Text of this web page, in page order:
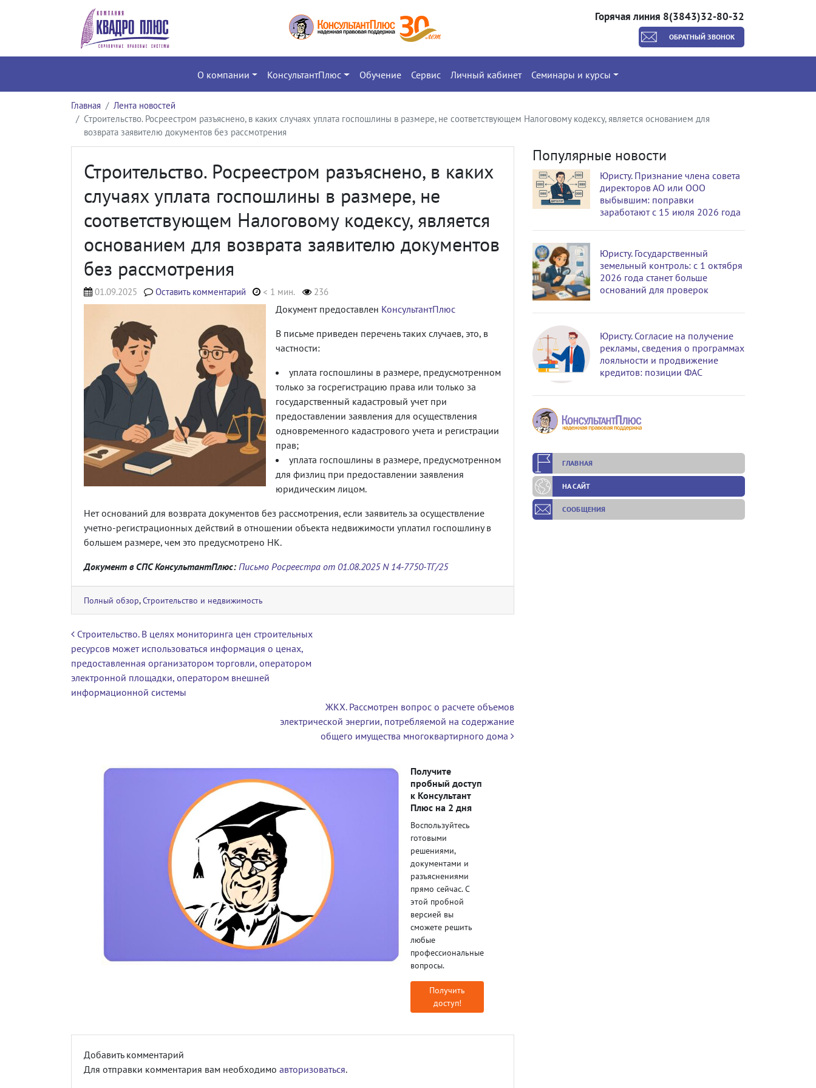
Горячая линия 8(3843)32-80-32
ОБРАТНЫЙ ЗВОНОК
О компании КонсультантПлюс Обучение Сервис Личный кабинет Семинары и курсы
Главная
Лента новостей
Строительство. Росреестром разъяснено, в каких случаях уплата госпошлины в размере, не соответствующем Налоговому кодексу, является основанием для
возврата заявителю документов без рассмотрения
Строительство. Росреестром разъяснено, в каких
случаях уплата госпошлины в размере, не
соответствующем Налоговому кодексу, является
основанием для возврата заявителю документов
без рассмотрения
01.09.2025 Оставить комментарий < 1 мин. 236
Документ предоставлен КонсультантПлюс
В письме приведен перечень таких случаев, это, в
частности:
уплата госпошлины в размере, предусмотренном
только за госрегистрацию права или только за
государственный кадастровый учет при
предоставлении заявления для осуществления
одновременного кадастрового учета и регистрации
прав;
уплата госпошлины в размере, предусмотренном
для физлиц при предоставлении заявления
юридическим лицом.
Нет оснований для возврата документов без рассмотрения, если заявитель за осуществление
учетно-регистрационных действий в отношении объекта недвижимости уплатил госпошлину в
большем размере, чем это предусмотрено НК.
Документ в СПС КонсультантПлюс: Письмо Росреестра от 01.08.2025 N 14-7750-ТГ/25
Полный обзор,Строительство и недвижимость
Навигация по записям
Строительство. В целях мониторинга цен строительных
ресурсов может использоваться информация о ценах,
предоставленная организатором торговли, оператором
электронной площадки, оператором внешней
информационной системы
ЖКХ. Рассмотрен вопрос о расчете объемов
электрической энергии, потребляемой на содержание
общего имущества многоквартирного дома
Получите
пробный доступ
к Консультант
Плюс на 2 дня
Воспользуйтесь
готовыми
решениями,
документами и
разъяснениями
прямо сейчас. С
этой пробной
версией вы
сможете решить
любые
профессиональные
вопросы.
Получить
доступ!
Добавить комментарий
Для отправки комментария вам необходимо авторизоваться.
Популярные новости
Юристу. Признание члена совета
директоров АО или ООО
выбывшим: поправки
заработают с 15 июля 2026 года
Юристу. Государственный
земельный контроль: с 1 октября
2026 года станет больше
оснований для проверок
Юристу. Согласие на получение
рекламы, сведения о программах
лояльности и продвижение
кредитов: позиции ФАС
ГЛАВНАЯ
НА САЙТ
СООБЩЕНИЯ